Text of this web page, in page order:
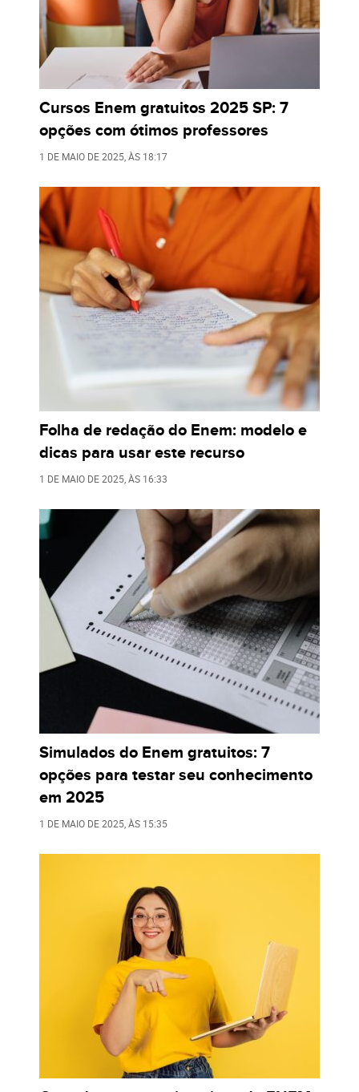
Cursos Enem gratuitos 2025 SP: 7
opções com ótimos professores
1 DE MAIO DE 2025 , ÀS 18:17
Folha de redação do Enem: modelo e
dicas para usar este recurso
1 DE MAIO DE 2025 , ÀS 16:33
Simulados do Enem gratuitos: 7
opções para testar seu conhecimento
em 2025
1 DE MAIO DE 2025 , ÀS 15:35